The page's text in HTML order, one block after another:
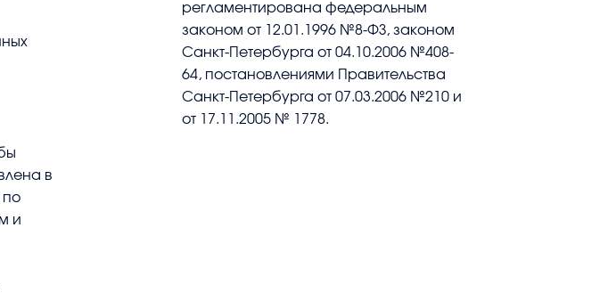
в
по
и
регламентирована федеральным
законом от 12.01.1996 №8-ФЗ, законом
Санкт-Петербурга от 04.10.2006 №408-
64, постановлениями Правительства
Санкт-Петербурга от 07.03.2006 №210 и
от 17.11.2005 № 1778.